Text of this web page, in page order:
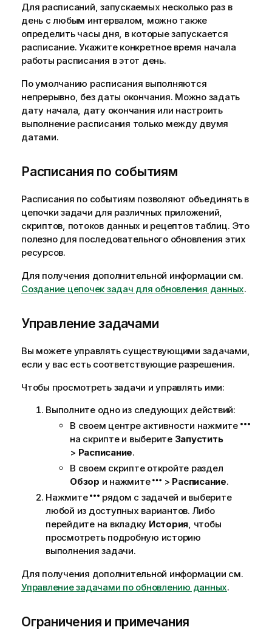
Для расписаний, запускаемых несколько раз в
день с любым интервалом, можно также
определить часы дня, в которые запускается
расписание. Укажите конкретное время начала
работы расписания в этот день.
По умолчанию расписания выполняются
непрерывно, без даты окончания. Можно задать
дату начала, дату окончания или настроить
выполнение расписания только между двумя
датами.
Расписания по событиям
Расписания по событиям позволяют объединять в
цепочки задачи для различных приложений,
скриптов, потоков данных и рецептов таблиц. Это
полезно для последовательного обновления этих
ресурсов.
Для получения дополнительной информации см.
Создание цепочек задач для обновления данных.
Управление задачами
Вы можете управлять существующими задачами,
если у вас есть соответствующие разрешения.
Чтобы просмотреть задачи и управлять ими:
Выполните одно из следующих действий:
В своем центре активности нажмите
на скрипте и выберите Запустить
> Расписание.
В своем скрипте откройте раздел
Обзор и нажмите > Расписание.
Нажмите
рядом с задачей и выберите
любой из доступных вариантов. Либо
перейдите на вкладку История , чтобы
просмотреть подробную историю
выполнения задачи.
Для получения дополнительной информации см.
Управление задачами по обновлению данных.
Ограничения и примечания